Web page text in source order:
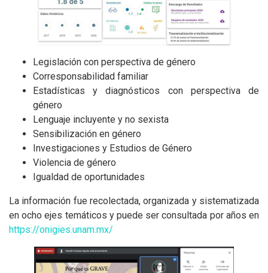
Legislación con perspectiva de género
Corresponsabilidad familiar
Estadísticas y diagnósticos con perspectiva de
género
Lenguaje incluyente y no sexista
Sensibilización en género
Investigaciones y Estudios de Género
Violencia de género
Igualdad de oportunidades
La información fue recolectada, organizada y sistematizada
en ocho ejes temáticos y puede ser consultada por años en
https://onigies.unam.mx/